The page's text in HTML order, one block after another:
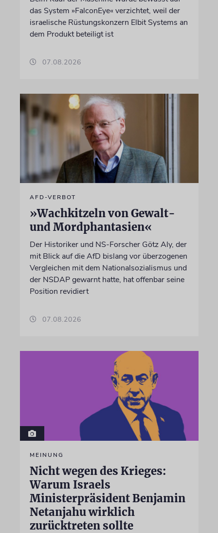
das System »FalconEye« verzichtet, weil der
israelische Rüstungskonzern Elbit Systems an
dem Produkt beteiligt ist
07.08.2026
AFD-VERBOT
»Wachkitzeln von Gewalt-
und Mordphantasien«
Der Historiker und NS-Forscher Götz Aly, der
mit Blick auf die AfD bislang vor überzogenen
Vergleichen mit dem Nationalsozialismus und
der NSDAP gewarnt hatte, hat offenbar seine
Position revidiert
07.08.2026
MEINUNG
Nicht wegen des Krieges:
Warum Israels
Ministerpräsident Benjamin
Netanjahu wirklich
zurücktreten sollte